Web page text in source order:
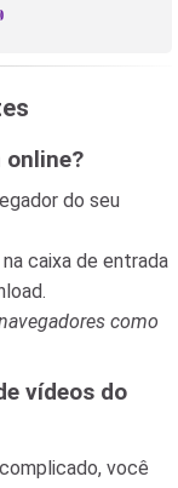
online?
do seu
caixa de entrada
como
vídeos do
você